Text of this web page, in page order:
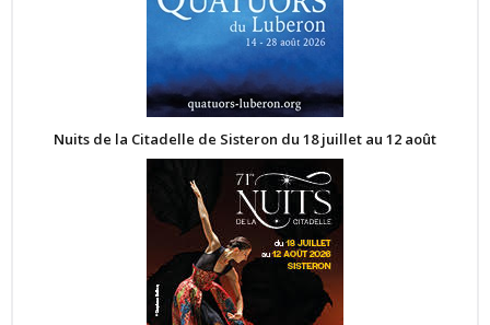
Nuits de la Citadelle de Sisteron du 18 juillet au 12 août